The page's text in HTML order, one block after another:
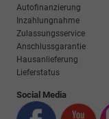
Autofinanzierung
Inzahlungnahme
Zulassungsservice
Anschlussgarantie
Hausanlieferung
Lieferstatus
Social Media